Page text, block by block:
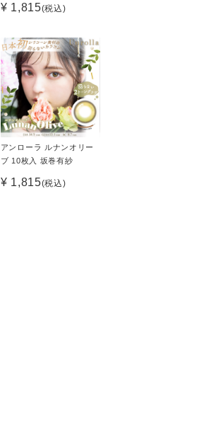
¥ 1,815(税込)
アンローラ ルナンオリー
ブ 10枚入 坂巻有紗
¥ 1,815(税込)